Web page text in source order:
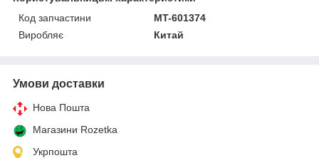
Код запчастини
MT-601374
Виробляє
Китай
Умови доставки
Нова Пошта
Магазини Rozetka
Укрпошта